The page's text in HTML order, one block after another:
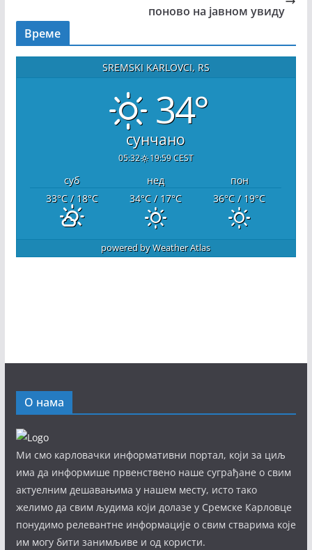
поново на јавном увиду
Време
SREMSKI KARLOVCI, RS
34°
сунчано
05:32 19:59 CEST
суб нед
пон
33°C/ 18°C 34°C/ 17°C 36°C/ 19°C
powered byWeather Atlas
О нама
Ми смо карловачки информативни портал, који за циљ
има да информише првенствено наше суграђане о свим
актуелним дешавањима у нашем месту, исто тако
желимо да свим људима који долазе у Сремске Карловце
понудимо релевантне информације о свим стварима које
им могу бити занимљиве и од користи.